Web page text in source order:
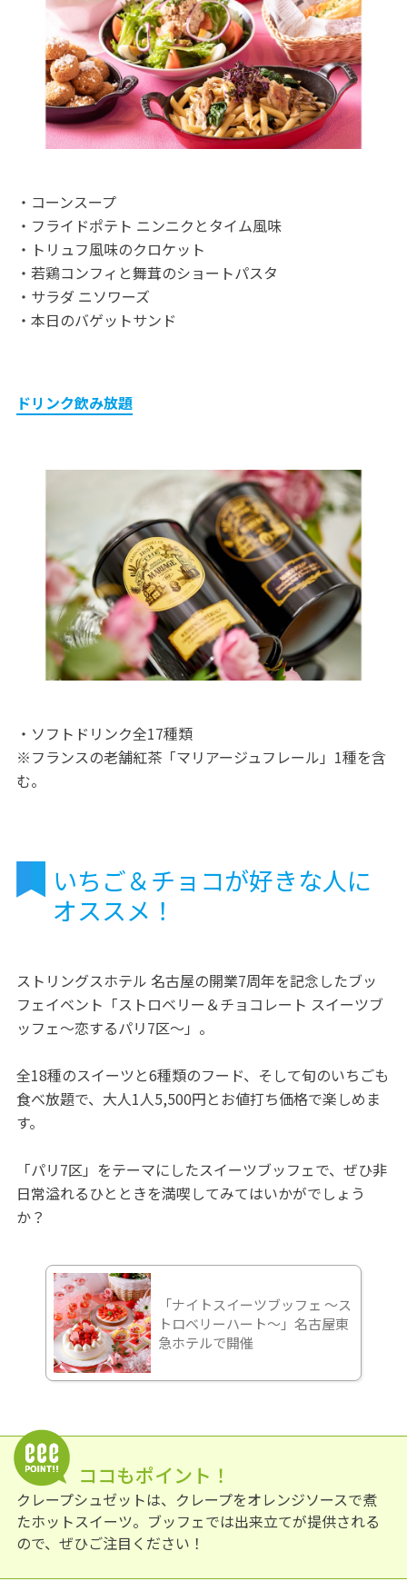
・コーンスープ
・フライドポテト ニンニクとタイム風味
・トリュフ風味のクロケット
・若鶏コンフィと舞茸のショートパスタ
・サラダ ニソワーズ
・本日のバゲットサンド
ドリンク飲み放題
・ソフトドリンク全17種類
※フランスの老舗紅茶「マリアージュフレール」1種を含
む。
いちご＆チョコが好きな人に
オススメ！
ストリングスホテル 名古屋の開業7周年を記念したブッ
フェイベント「ストロベリー＆チョコレート スイーツブ
ッフェ～恋するパリ7区～」。
全18種のスイーツと6種類のフード、そして旬のいちごも
食べ放題で、大人1人5,500円とお値打ち価格で楽しめま
す。
「パリ7区」をテーマにしたスイーツブッフェで、ぜひ非
日常溢れるひとときを満喫してみてはいかがでしょう
か？
「ナイトスイーツブッフェ ～ス
トロベリーハート～」名古屋東
急ホテルで開催
ココもポイント！
クレープシュゼットは、クレープをオレンジソースで煮
たホットスイーツ。ブッフェでは出来立てが提供される
ので、ぜひご注目ください！